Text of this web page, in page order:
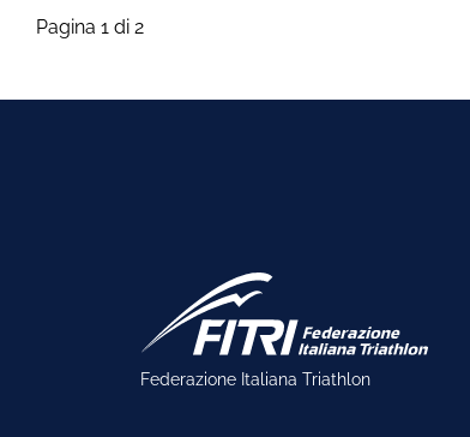
Pagina 1 di 2
Federazione Italiana Triathlon